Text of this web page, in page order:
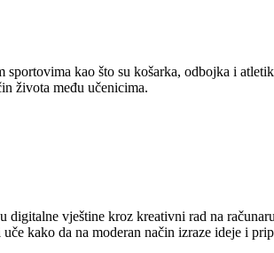
kao što su košarka, odbojka i
života među učenicima.
vještine kroz kreativni rad na
kako da na moderan način izraze ideje i